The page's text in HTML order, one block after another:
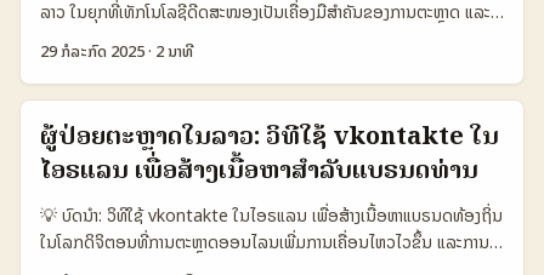
ປະສິດທິພາບ. 😎 MaTitie ການສະແດງພາບ MaTitie SHOW TIME
ສະບາຍດີ! ຂ້ອຍແມ່ນ MaTitie ນັກກຽມຂໍ້ມູນແລະຜູ້ຊ່ວຍຄົ້ນຫາດ້ານເນັດຢູ່
ລາວ. ທ່ານຮູ້ບໍ່? ພາຍໃນລາວບາງຄັ້ງເວັບໄຊທ໌ ຫຼືຟີເຈີຂອງແບຣນດາອາດຖືກ
ຈັດການຂອງບາງທີ. ນັບຈາກນັ້ນ NordVPN ເປັນຄິດທີ່ດີເພື່ອເຊື່ອມຕໍ່ແລະ
ປົກປ້ອງຄວາມສ່ວນຕົວຂອງເຈົ້າໃນເວັບໄຊທ໌ຕ່າງໆ. ...
influencer ທີ່ມີສ່ວນຮ່ວມກັບຍີ່ຫໍ້ທ້າຍທາງດີດັງຫຼືມີຄວາມສໍາຄັນໃນພາຣາກວາຍ.
ແນວທາງນີ້ແມ່ນເປັນການດຶງດູດກຸ່ມລູກຄ້າໃໝ່ເຂົ້າມາສູ່ເນື້ອຫາຂອງຍີ່ຫໍ້ແລະສ້າງ
ສ່ວນຮ່ວມຂອງ influencer takeover ໃນພາຣາກວາຍຕິດຕໍ່ກັບຜູ້ໃຊ້
Instagram ປີ ຈຳນວນ influencer takeover (ກະທູ້) ອັດຕາການ
ເພີ່ມຂຶ້ນ (%) ຈຳນວນຜູ້ຕິດຕາມຈາກ takeover (ລ້ານ) ພາຍໃນພາຣາກວາຍ
(ລ້ານ) 2023 1.200 - 0.5 7.4 2024 1.800 50% 0.8 8.1 2025
2.700 50% 1.3 8.9 ຕາຕະລາງນີ້ສະແດງໃຫ້ເຫັນວ່າການເຮັດ influencer
takeover ໃນພາຣາກວາຍບວກເພີ່ມຂຶ້ນເທື່ອລະປີເທົ່າ 50% ໃນຊ່ວງສອງປີຜ່ານ
ມາ ແລະຈຳນວນຜູ້ຕິດຕາມທີ່ມາຈາກ takeover ກໍເພີ່ມຂຶ້ນໂດຍສູງກວ່າ 1 ລ້ານ
ລາວ ໃນຍຸກທີ່ເທັກໂນໂລຊີດີດສະໜອງເປັນເຄື່ອງມືສຳຄັນຂອງການຕະຫຼາດ ແລະ
ການໂຄສະນາ, QQ ແພລດຟອມຈາກສະວິດເຊີແລນ ໄດ້ການນຳໃຊ້ເປັນແຫຼ່ງໃໝ່
ສົ່ງເສີມຄວາມຮູ້ແລະສິນຄ້າເພື່ອການເປີດຮ້ານໃໝ່ ທົ່ວໂລກ. ສະວິດເຊີແລນ, ເຊັ່ນ
ຕົວຢ່າງຈາກ Shinsegae Duty Free ໃນເມືອງເຊົາຣູລ, ໄດ້ພັດທະນາແລະອັບ
ເກຣດຮ້ານໃຫມ່ທີ່ມີທັງສິນຄ້າແບບຫຼາຍປະເພດ ແລະສົ່ງເສີມຄວາມຕື່ນເຕັ້ນໃນການ
ຊື້ຂາຍຂອງຜູ້ທ່ອງທ່ຽວຕ່າງປະເທດ. ນີ້ແມ່ນສິ່ງທີ່ລາວສາມາດນຳໄປປະຕິບັດໃນການ
ໂຄສະນາເປີດຮ້ານໃໝ່ຂອງຕົນເອງຢູ່ໃນຕະຫຼາດພາຍໃນ. ເຈົ້າຂອງຮ້ານໃໝ່ຢູ່ລາວ
ສາມາດໃຊ້ QQ ເພື່ອສ້າງການສື່ອອອນໄລນ໌ທີ່ມີຄວາມສົນໃຈ ແລະສົ່ງຜົນກະທົບ
ຕໍ່ການຕະຫຼາດໄດ້ຢ່າງເປັນລະບຽບ. ການນຳໃຊ້ສິນຄ້າທີ່ມີແບບແລະສະເຫຼີມສົດໃສ່
ຄວາມຄິດສ້າງສັນຈະເຮັດໃຫ້ການເປີດຮ້ານໃໝ່ຂອງທ່ານດູເປັນມືອາຊີບ ແລະດຶງດູດ
29 ກໍລະກົດ 2025· 2 ນາທີ
ຜູ້ປ່ອຍຕະຫຼາດໃນລາວ: ວິທີໃຊ້ vkontakte ໃນ
ໄອຣແລນ ເພື່ອສ້າງເນື້ອຫາສຳລັບແບຣນດທ່ານ
💡 ບົດນຳ: ວິທີໃຊ້ vkontakte ໃນໄອຣແລນ ເພື່ອສ້າງເນື້ອຫາແບຣນດທ້ອງຖິ່ນ
ໃນໂລກດິຈິຕອນທີ່ການຕະຫຼາດອອນໄລນເພີ່ມການເຄື່ອນໄຫວໄວຂຶ້ນ ແລະການ
ສ້າງເນື້ອຫາທີ່ເໝາະສົມໃຫ້ກັບຕະຫຼາດທ້ອງຖິ່ນ ແບຣນດຕ້ອງຮູ້ຈັກເລືອກທຸລະກິດ